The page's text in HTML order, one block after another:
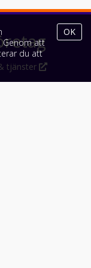
tjänster
Genom att
du att
OK